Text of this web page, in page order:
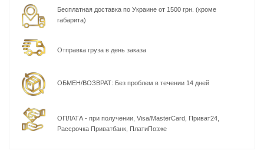
Бесплатная доставка по Украине от 1500 грн. (кроме
габарита)
Отправка груза в день заказа
ОБМЕН/ВОЗВРАТ: Без проблем в течении 14 дней
ОПЛАТА - при получении, Visa/MasterCard, Приват24,
Рассрочка Приватбанк, ПлатиПозже